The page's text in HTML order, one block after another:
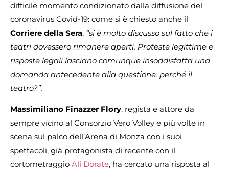
difficile momento condizionato dalla diffusione del
coronavirus Covid-19: come si è chiesto anche il
Corriere della Sera, “si è molto discusso sul fatto che i
teatri dovessero rimanere aperti. Proteste legittime e
risposte legali lasciano comunque insoddisfatta una
domanda antecedente alla questione: perché il
teatro?”.
Massimiliano Finazzer Flory, regista e attore da
sempre vicino al Consorzio Vero Volley e più volte in
scena sul palco dell’Arena di Monza con i suoi
spettacoli, già protagonista di recente con il
cortometraggio Ali Dorate, ha cercato una risposta al